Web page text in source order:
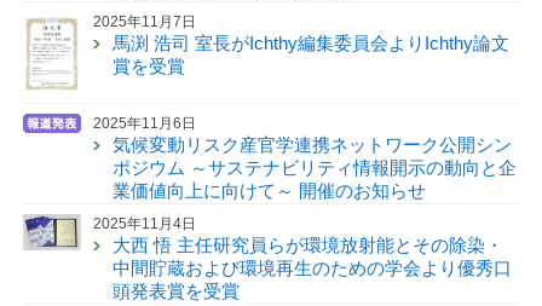
2025年11月7日
馬渕 浩司 室長がIchthy編集委員会よりIchthy論文
賞を受賞
2025年11月6日
気候変動リスク産官学連携ネットワーク公開シン
ポジウム ～サステナビリティ情報開示の動向と企
業価値向上に向けて～ 開催のお知らせ
2025年11月4日
大西 悟 主任研究員らが環境放射能とその除染・
中間貯蔵および環境再生のための学会より優秀口
頭発表賞を受賞